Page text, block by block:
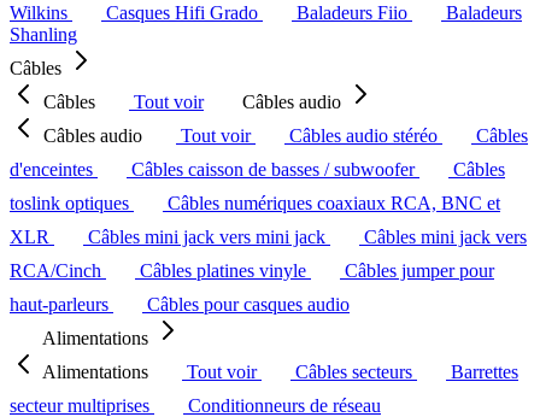
Wilkins
Casques Hifi Grado Baladeurs Fiio
Baladeurs
Shanling
Câbles
Câbles
Tout voir
Câbles audio
Câbles audio
Tout voir Câbles audio stéréo
Câbles
d'enceintes
Câbles caisson de basses / subwoofer
Câbles
toslink optiques
Câbles numériques coaxiaux RCA, BNC et
XLR
Câbles mini jack vers mini jack
Câbles mini jack vers
RCA/Cinch
Câbles platines vinyle
Câbles jumper pour
haut-parleurs
Câbles pour casques audio
Alimentations
Alimentations
Tout voir Câbles secteurs
Barrettes
secteur multiprises
Conditionneurs de réseau